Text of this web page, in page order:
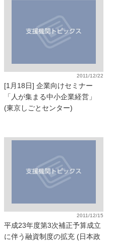
2011/12/22
[1月18日] 企業向けセミナー
「人が集まる中小企業経営」
(東京しごとセンター)
2011/12/15
平成23年度第3次補正予算成立
に伴う融資制度の拡充 (日本政